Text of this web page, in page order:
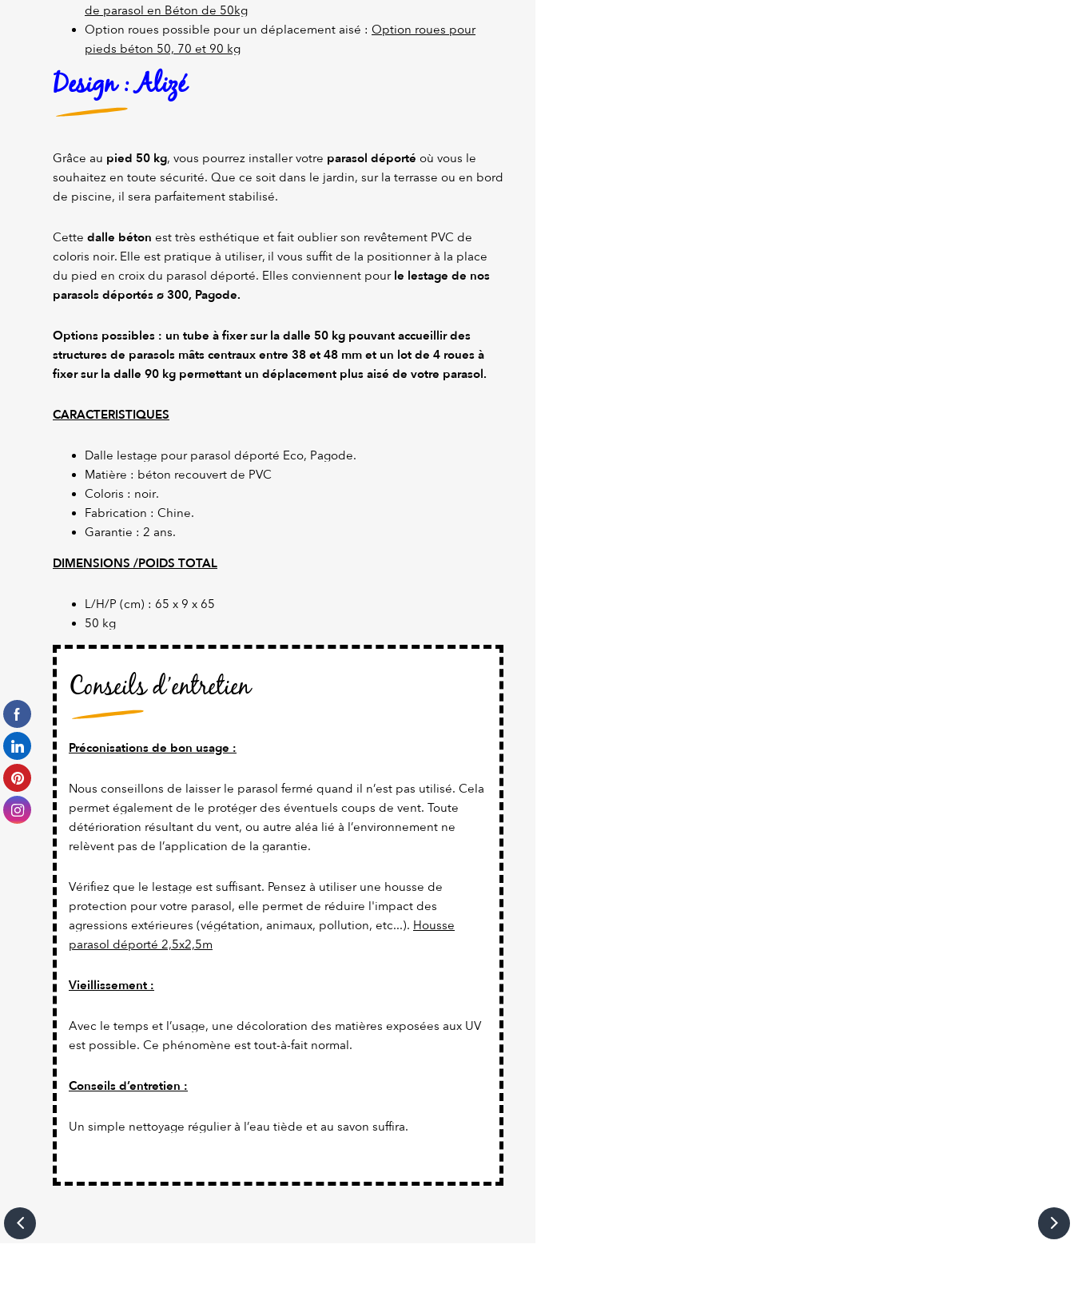
de parasol en Béton de 50kg
Option roues possible pour un déplacement aisé : Option roues pour
pieds béton 50, 70 et 90 kg
Design : Alizé
Grâce au pied 50 kg, vous pourrez installer votre parasol déporté où vous le
souhaitez en toute sécurité. Que ce soit dans le jardin, sur la terrasse ou en bord
de piscine, il sera parfaitement stabilisé.
Cette dalle béton est très esthétique et fait oublier son revêtement PVC de
coloris noir. Elle est pratique à utiliser, il vous suffit de la positionner à la place
du pied en croix du parasol déporté. Elles conviennent pour le lestage de nos
parasols déportés ø 300, Pagode.
Options possibles : un tube à fixer sur la dalle 50 kg pouvant accueillir des
structures de parasols mâts centraux entre 38 et 48 mm et un lot de 4 roues à
fixer sur la dalle 90 kg permettant un déplacement plus aisé de votre parasol.
CARACTERISTIQUES
Dalle lestage pour parasol déporté Eco, Pagode.
Matière : béton recouvert de PVC
Coloris : noir.
Fabrication : Chine.
Garantie : 2 ans.
DIMENSIONS /POIDS TOTAL
L/H/P (cm) : 65 x 9 x 65
50 kg
Conseils d’entretien
Préconisations de bon usage :
Nous conseillons de laisser le parasol fermé quand il n’est pas utilisé. Cela
permet également de le protéger des éventuels coups de vent. Toute
détérioration résultant du vent, ou autre aléa lié à l’environnement ne
relèvent pas de l’application de la garantie.
Vérifiez que le lestage est suffisant. Pensez à utiliser une housse de
protection pour votre parasol, elle permet de réduire l'impact des
agressions extérieures (végétation, animaux, pollution, etc...). Housse
parasol déporté 2,5x2,5m
Vieillissement :
Avec le temps et l’usage, une décoloration des matières exposées aux UV
est possible. Ce phénomène est tout-à-fait normal.
Conseils d’entretien :
Un simple nettoyage régulier à l’eau tiède et au savon suffira.